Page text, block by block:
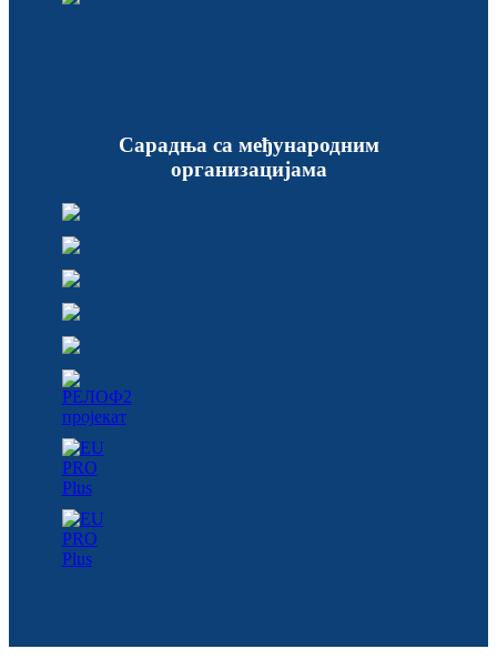
Сарадња са међународним
организацијама